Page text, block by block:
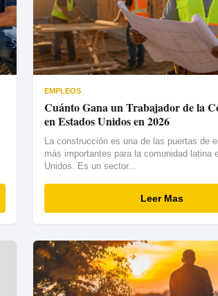
EMPLEOS
Cuánto Gana un Trabajador de la
en Estados Unidos en 2026
La construcción es una de las puertas de
más importantes para la comunidad latina
Unidos. Es un sector...
Leer Mas